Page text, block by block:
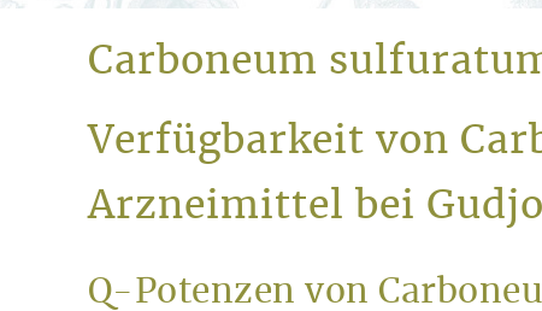
Carboneum
Verfügbarkeit von
Arzneimittel bei
Q-Potenzen von